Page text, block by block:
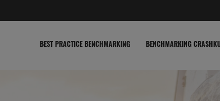
BEST PRACTICE BENCHMARKING BENCHMARKING